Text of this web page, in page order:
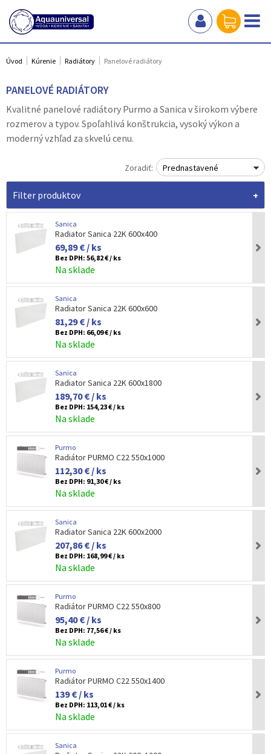
Úvod Kúrenie Radiátory Panelové radiátory
PANELOVÉ RADIÁTORY
Kvalitné panelové radiátory Purmo a Sanica v širokom výbere
rozmerov a typov. Spoľahlivá konštrukcia, vysoký výkon a
moderný vzhľad za skvelú cenu.
Zoradiť: Prednastavené
Filter produktov
Sanica
Radiator Sanica 22K 600x400
69,89 € / ks
Bez DPH: 56,82 € / ks
Na sklade
Sanica
Radiator Sanica 22K 600x600
81,29 € / ks
Bez DPH: 66,09 € / ks
Na sklade
Sanica
Radiator Sanica 22K 600x1800
189,70 € / ks
Bez DPH: 154,23 € / ks
Na sklade
Purmo
Radiátor PURMO C22 550x1000
112,30 € / ks
Bez DPH: 91,30 € / ks
Na sklade
Sanica
Radiator Sanica 22K 600x2000
207,86 € / ks
Bez DPH: 168,99 € / ks
Na sklade
Purmo
Radiátor PURMO C22 550x800
95,40 € / ks
Bez DPH: 77,56 € / ks
Na sklade
Purmo
Radiátor PURMO C22 550x1400
139 € / ks
Bez DPH: 113,01 € / ks
Na sklade
Sanica